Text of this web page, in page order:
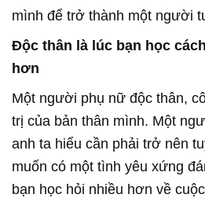
mình để trở thành một người
Độc thân là lúc bạn học
hơn
Một người phụ nữ độc thân,
trị của bản thân mình. Một
anh ta hiểu cần phải trở nên
muốn có một tình yêu xứng
bạn học hỏi nhiều hơn về